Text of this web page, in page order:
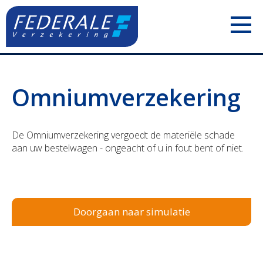
Jouw mobiliteit
ZELFSTANDIGEN
Omniumverzekering
De Omniumverzekering vergoedt de materiële schade
aan uw bestelwagen - ongeacht of u in fout bent of niet.
Doorgaan naar simulatie